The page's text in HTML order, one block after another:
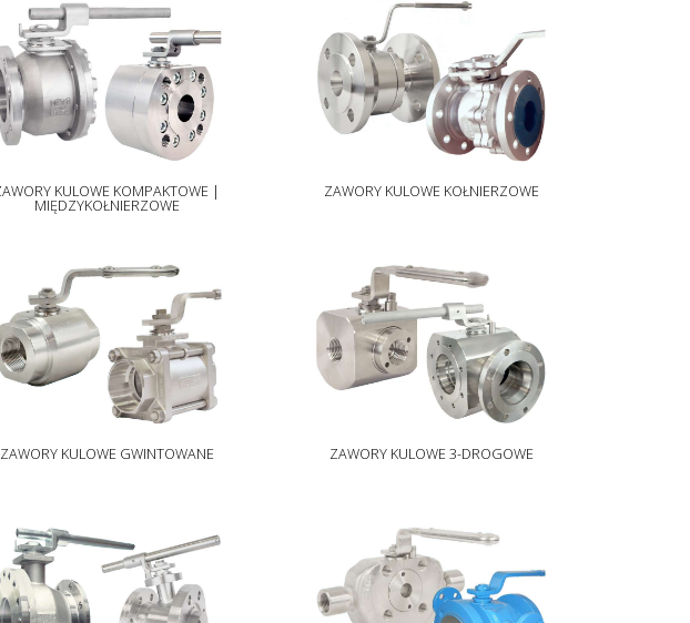
KULOWE KOMPAKTOWE |
MIĘDZYKOŁNIERZOWE
ZAWORY KULOWE KOŁNIERZOWE
ZAWORY KULOWE GWINTOWANE ZAWORY KULOWE 3-DROGOWE